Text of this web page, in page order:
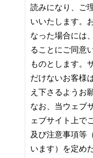
読みになり、ご
いいたします。
なった場合には
ることにご同意
ものとします。
だけないお客様
え下さるようお
なお、当ウェブ
ェブサイト上で
及び注意事項等
います）を定め